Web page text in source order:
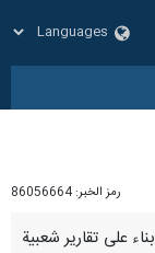
رمز الخبر: 86056664
على تقارير شعبية